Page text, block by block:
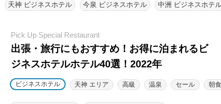
天神 ビジネスホテル 今泉 ビジネスホテル 中洲 ビジネスホテ
出張・旅行にもおすすめ！お得に泊まれるビ
ジネスホテルホテル40選！2022年
ビジネスホテル 天神 エリア 高級 温泉 セール 朝